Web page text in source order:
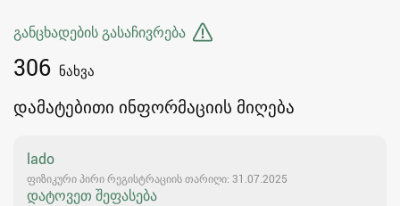
განცხადების გასაჩივრება
306 ნახვა
დამატებითი ინფორმაციის მიღება
lado
ფიზიკური პირი რეგისტრაციის თარიღი: 31.07.2025
დატოვეთ შეფასება